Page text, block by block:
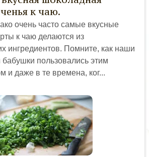
к чаю.
очень часто самые вкусные
к чаю делаются из
ингредиентов. Помните, как наши
пользовались этим
и даже в те времена, ког...